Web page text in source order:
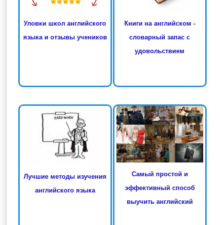
Уловки школ английского
языка и отзывы учеников
Книги на английском -
словарный запас с
удовольствием
Лучшие методы изучения
английского языка
Самый простой и
эффективный способ
выучить английский